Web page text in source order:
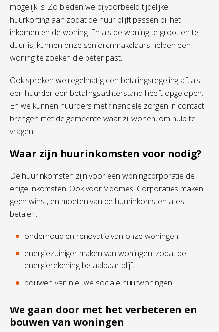
mogelijk is. Zo bieden we bijvoorbeeld tijdelijke
huurkorting aan zodat de huur blijft passen bij het
inkomen en de woning. En als de woning te groot en te
duur is, kunnen onze seniorenmakelaars helpen een
woning te zoeken die beter past.
Ook spreken we regelmatig een betalingsregeling af, als
een huurder een betalingsachterstand heeft opgelopen.
En we kunnen huurders met financiële zorgen in contact
brengen met de gemeente waar zij wonen, om hulp te
vragen.
Waar zijn huurinkomsten voor nodig?
De huurinkomsten zijn voor een woningcorporatie de
enige inkomsten. Ook voor Vidomes. Corporaties maken
geen winst, en moeten van de huurinkomsten alles
betalen:
onderhoud en renovatie van onze woningen
energiezuiniger maken van woningen, zodat de
energierekening betaalbaar blijft
bouwen van nieuwe sociale huurwoningen
We gaan door met het verbeteren en
bouwen van woningen